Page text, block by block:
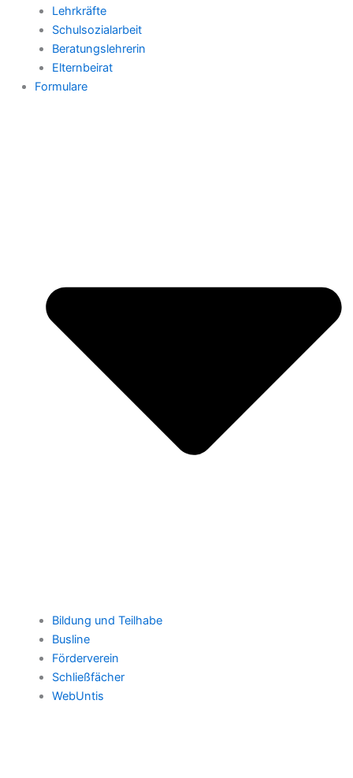
Lehrkräfte
Schulsozialarbeit
Beratungslehrerin
Elternbeirat
Formulare
Bildung und Teilhabe
Busline
Förderverein
Schließfächer
WebUntis